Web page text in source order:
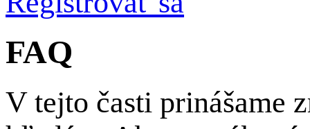
FAQ
V tejto časti prinášame